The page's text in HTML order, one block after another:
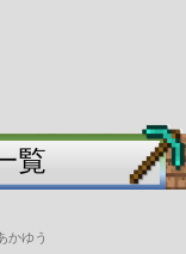
覧
かゆう